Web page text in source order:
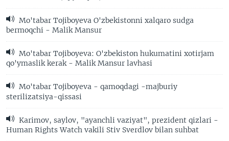
Mo'tabar Tojiboyeva O'zbekistonni xalqaro sudga
bermoqchi - Malik Mansur
Mo'tabar Tojiboyeva: O'zbekiston hukumatini xotirjam
qo'ymaslik kerak - Malik Mansur lavhasi
Mo'tabar Tojiboyeva - qamoqdagi -majburiy
sterilizatsiya-qissasi
Karimov, saylov, "ayanchli vaziyat", prezident qizlari -
Human Rights Watch vakili Stiv Sverdlov bilan suhbat